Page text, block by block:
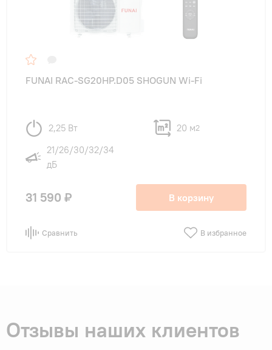
FUNAI RAC-SG20HP.D05 SHOGUN Wi-Fi
2,25 Вт 20 м2
21/26/30/32/34
дБ
31 590 ₽ В корзину
Сравнить В избранное
Отзывы наших клиентов